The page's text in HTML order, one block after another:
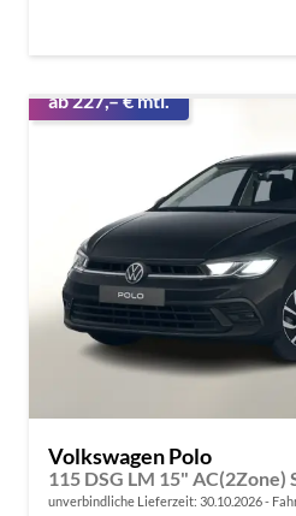
ab 227,– € mtl.
Volkswagen Polo
115 DSG LM 15" AC(2Zone)
unverbindliche Lieferzeit: 30.10.2026